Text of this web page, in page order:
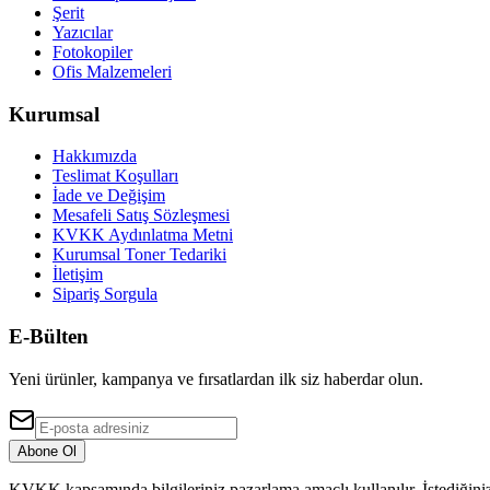
Şerit
Yazıcılar
Fotokopiler
Ofis Malzemeleri
Kurumsal
Hakkımızda
Teslimat Koşulları
İade ve Değişim
Mesafeli Satış Sözleşmesi
KVKK Aydınlatma Metni
Kurumsal Toner Tedariki
İletişim
Sipariş Sorgula
E-Bülten
Yeni ürünler, kampanya ve fırsatlardan ilk siz haberdar olun.
Abone Ol